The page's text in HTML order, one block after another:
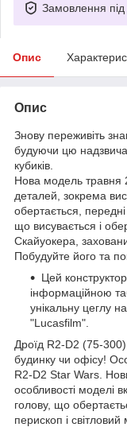
Замовлення під
Опис
Опис
Знову переживіть
будуючи цю
кубиків.
Нова модель травня
деталей, зокрема
обертається,
що висувається і
Скайуокера,
Побудуйте його та
Цей
інформаційною
унікальну цеглу
"Lucasfilm".
Дроїд R2-D2 (75-
будинку чи офісу!
R2-D2 Star Wars.
особливості моделі
голову, що
перископ і